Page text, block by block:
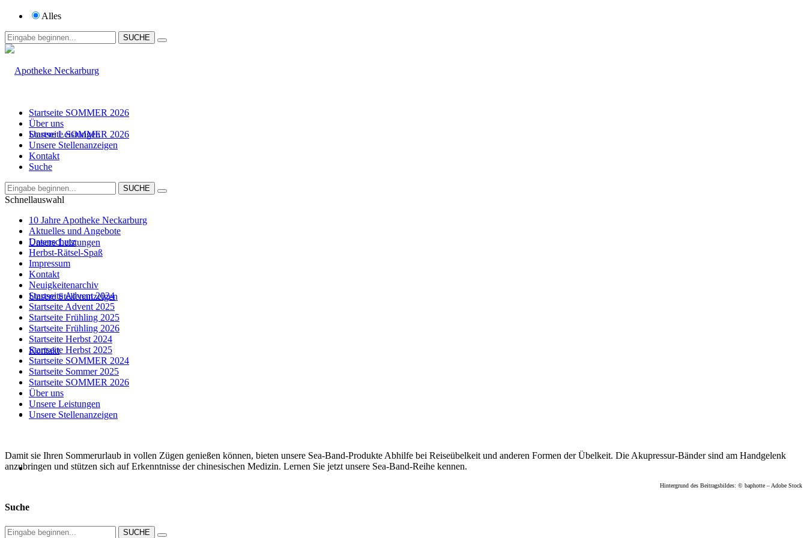
Alles
Startseite SOMMER 2026
Über uns
Unsere Leistungen
Unsere Stellenanzeigen
Kontakt
Startseite SOMMER 2026
Über uns
Unsere Leistungen
Unsere Stellenanzeigen
Kontakt
Suche
Schnellauswahl
10 Jahre Apotheke Neckarburg
Aktuelles und Angebote
Datenschutz
Herbst-Rätsel-Spaß
Impressum
Kontakt
Neuigkeitenarchiv
Startseite Advent 2024
Startseite Advent 2025
Startseite Frühling 2025
Startseite Frühling 2026
Startseite Herbst 2024
Startseite Herbst 2025
Startseite SOMMER 2024
Startseite Sommer 2025
Startseite SOMMER 2026
Über uns
Unsere Leistungen
Unsere Stellenanzeigen
Damit sie Ihren Sommerurlaub in vollen Zügen genießen können, bieten unsere Sea-Band-Produkte Abhilfe bei Reiseübelkeit und anderen Formen der Übelkeit. Die Akupressur-Bänder sind am Handgelenk
anzubringen und stützen sich auf Erkenntnisse der chinesischen Medizin. Lernen Sie jetzt unsere Sea-Band-Reihe kennen.
Hintergrund des Beitragsbildes: © baphotte – Adobe Stock
Suche